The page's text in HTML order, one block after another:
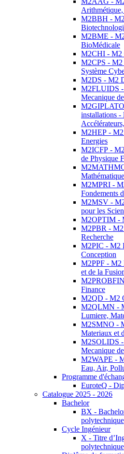
M2BBH -
M2BME -
BioMédicale
M2CHI - M2
M2CPS -
Système
M2DS - M2
M2FLUIDS
Mecanique
installations -
M2HEP - M2
Energies
M2ICFP -
de Physique
Mathématique
M2MPRI -
Fondements
M2MSV -
pour les
M2OPTIM -
M2PBR - M2
Recherche
M2PIC - M2
Conception
M2PPF - M2
et de la
Finance
M2QD - M2
M2QLMN -
Lumiere,
M2SMNO -
Materiaux et
M2SOLIDS
Mecanique
M2WAPE -
Eau, Air,
Programme
EuroteQ -
Catalogue 2025 - 2026
Bachelor
BX -
polytechnique
Cycle Ingénieur
X - Titre
polytechnique